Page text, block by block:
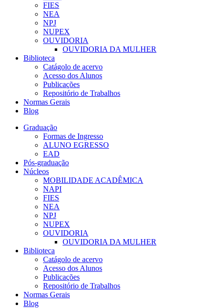
FIES
NEA
NPJ
NUPEX
OUVIDORIA
OUVIDORIA DA MULHER
Biblioteca
Catágolo de acervo
Acesso dos Alunos
Publicações
Repositório de Trabalhos
Normas Gerais
Blog
Graduação
Formas de Ingresso
ALUNO EGRESSO
EAD
Pós-graduação
Núcleos
MOBILIDADE ACADÊMICA
NAPI
FIES
NEA
NPJ
NUPEX
OUVIDORIA
OUVIDORIA DA MULHER
Biblioteca
Catágolo de acervo
Acesso dos Alunos
Publicações
Repositório de Trabalhos
Normas Gerais
Blog